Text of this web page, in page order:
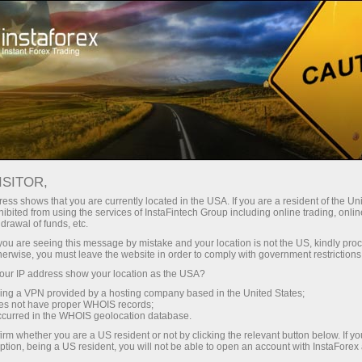
Con InstaForex obtiene acceso a
competitivas: apalancamiento de
hasta 1:5000, unos de los mejores
spreads y comisiones del
mercado, así como condiciones
atractivas para operar con
acciones e índices.
Spreads mínimos
Bono del 30%
en cada depósito
Velocidad
en el trading y en la pista
shows that you are currently located in the USA. If you are a resident of the
from using the services of InstaFintech Group including online trading,
of funds, etc.
are seeing this message by mistake and your location is not the US, kindly
you must leave the website in order to comply with government
IP address show your location as the USA?
a VPN provided by a hosting company based in the United States;
not have proper WHOIS records;
in the WHOIS geolocation database.
whether you are a US resident or not by clicking the relevant button below. If
being a US resident, you will not be able to open an account with InstaForex